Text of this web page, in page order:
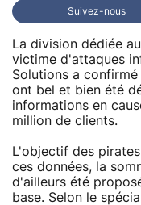
Suivez-nous
La division dédiée
victime d'attaques
Solutions a
ont bel et bien été
informations en
million de clients.
L'objectif des
ces données, la
d'ailleurs été
base. Selon le